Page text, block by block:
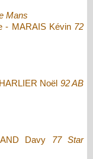
Mans
- MARAIS Kévin 72
Noël 92 AB
Davy 77 Star